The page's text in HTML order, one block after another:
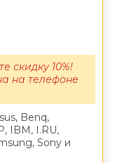
Benq,
IBM, I.RU,
Sony и
скидку 10%!
на телефоне